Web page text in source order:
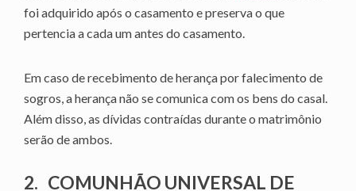
foi adquirido após o casamento e preserva o que
pertencia a cada um antes do casamento.
Em caso de recebimento de herança por falecimento de
sogros, a herança não se comunica com os bens do casal.
Além disso, as dívidas contraídas durante o matrimônio
serão de ambos.
2. COMUNHÃO UNIVERSAL DE